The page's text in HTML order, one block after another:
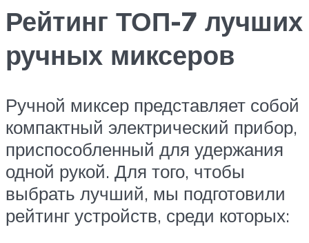
Рейтинг ТОП-7 лучших
ручных миксеров
Ручной миксер представляет собой
компактный электрический прибор,
приспособленный для удержания
одной рукой. Для того, чтобы
выбрать лучший, мы подготовили
рейтинг устройств, среди которых: